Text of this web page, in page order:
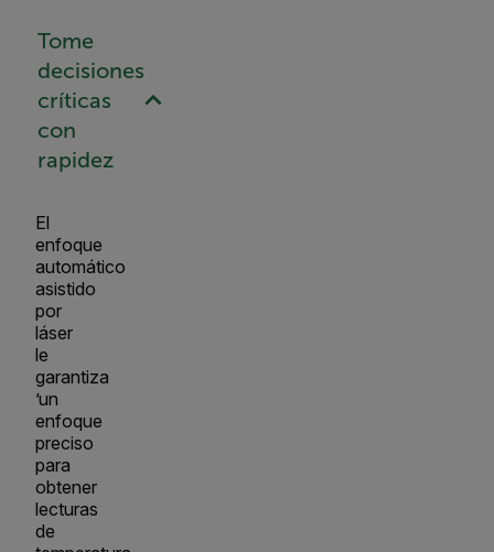
Tome
decisiones
críticas
con
rapidez
El
enfoque
automático
asistido
por
láser
le
garantiza
’un
enfoque
preciso
para
obtener
lecturas
de